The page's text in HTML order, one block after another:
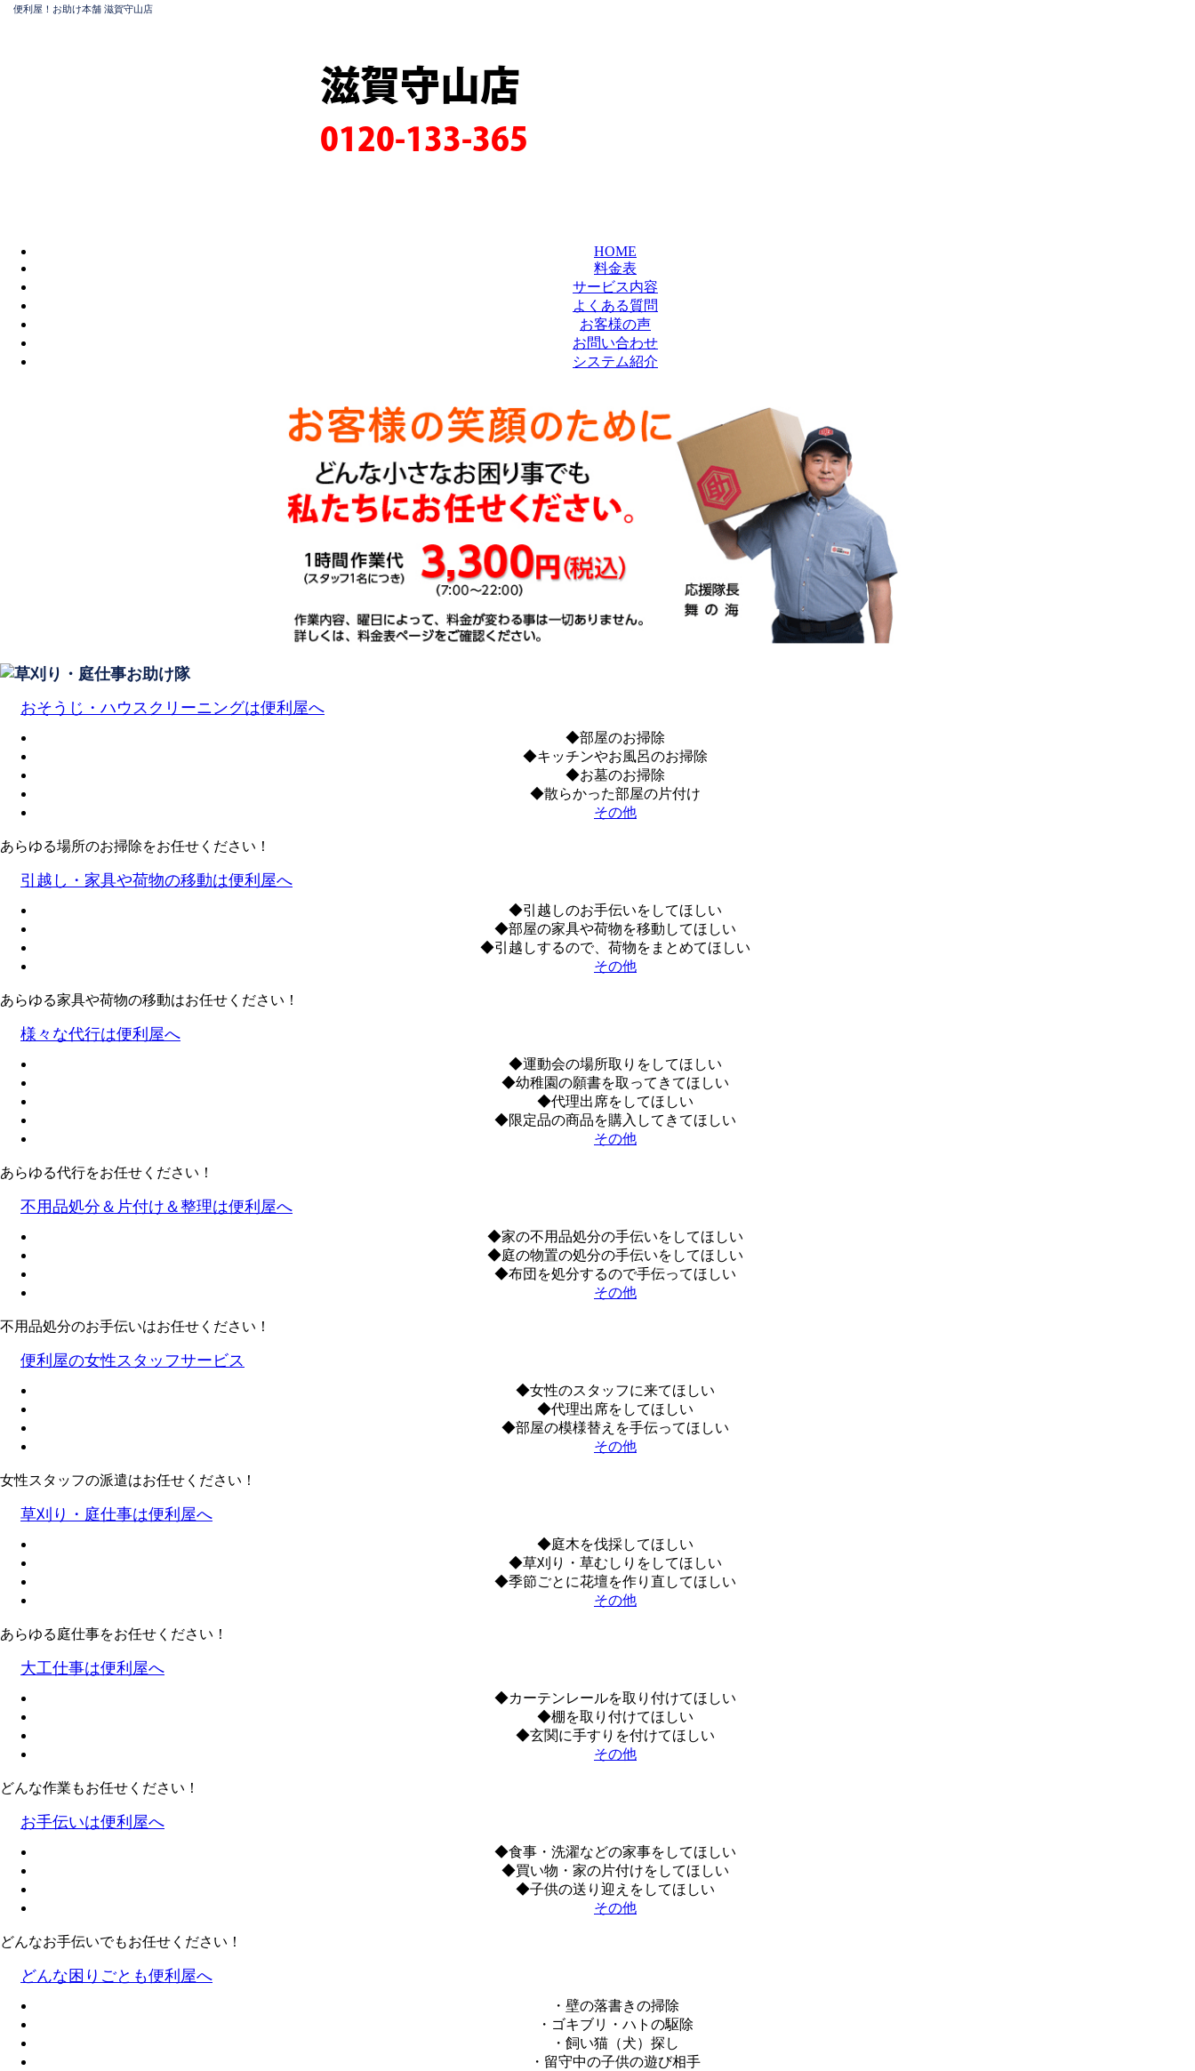
便利屋！お助け本舗 滋賀守山店
滋賀守山店
0120-133-365
HOME
料金表
サービス内容
よくある質問
お客様の声
お問い合わせ
システム紹介
おそうじ・ハウスクリーニングは便利屋へ
◆部屋のお掃除
◆キッチンやお風呂のお掃除
◆お墓のお掃除
◆散らかった部屋の片付け
その他
あらゆる場所のお掃除をお任せください！
引越し・家具や荷物の移動は便利屋へ
◆引越しのお手伝いをしてほしい
◆部屋の家具や荷物を移動してほしい
◆引越しするので、荷物をまとめてほしい
その他
あらゆる家具や荷物の移動はお任せください！
様々な代行は便利屋へ
◆運動会の場所取りをしてほしい
◆幼稚園の願書を取ってきてほしい
◆代理出席をしてほしい
◆限定品の商品を購入してきてほしい
その他
あらゆる代行をお任せください！
不用品処分＆片付け＆整理は便利屋へ
◆家の不用品処分の手伝いをしてほしい
◆庭の物置の処分の手伝いをしてほしい
◆布団を処分するので手伝ってほしい
その他
不用品処分のお手伝いはお任せください！
便利屋の女性スタッフサービス
◆女性のスタッフに来てほしい
◆代理出席をしてほしい
◆部屋の模様替えを手伝ってほしい
その他
女性スタッフの派遣はお任せください！
草刈り・庭仕事は便利屋へ
◆庭木を伐採してほしい
◆草刈り・草むしりをしてほしい
◆季節ごとに花壇を作り直してほしい
その他
あらゆる庭仕事をお任せください！
大工仕事は便利屋へ
◆カーテンレールを取り付けてほしい
◆棚を取り付けてほしい
◆玄関に手すりを付けてほしい
その他
どんな作業もお任せください！
お手伝いは便利屋へ
◆食事・洗濯などの家事をしてほしい
◆買い物・家の片付けをしてほしい
◆子供の送り迎えをしてほしい
その他
どんなお手伝いでもお任せください！
どんな困りごとも便利屋へ
・壁の落書きの掃除
・ゴキブリ・ハトの駆除
・飼い猫（犬）探し
・留守中の子供の遊び相手